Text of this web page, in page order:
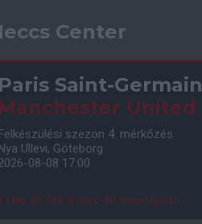
Center
Paris Saint-Germain
Manchester United
szezon 4. mérkőzés
Ullevi, Göteborg
08-08 17:00
1 nap 20 óra 8 perc 39 másodperc